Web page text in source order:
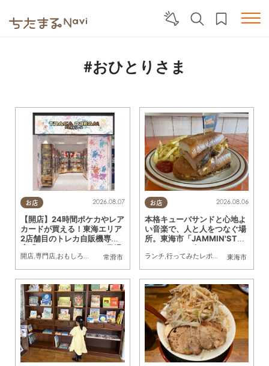
#おひとりさま
お店
常滑市
2026.08.07
【開店】24時間ポケカやレア
カードが買える！東海エリア
2店舗目のトレカ自販機専門
店「トレカドリーム」が常滑
市に8/7(金)オープン
開店 専門店 おもしろ自販機 ,カップル おひとりさま,友人,トレンド
お店
東海市
2026.08.06
本格キューバサンドと心地よ
い音楽で、人と人をつなぐ場
所。東海市「JAMMIN'STAN
DHOUSE」に行ってみた
ランチ 行ってみたレポ 夫婦,おひとりさま